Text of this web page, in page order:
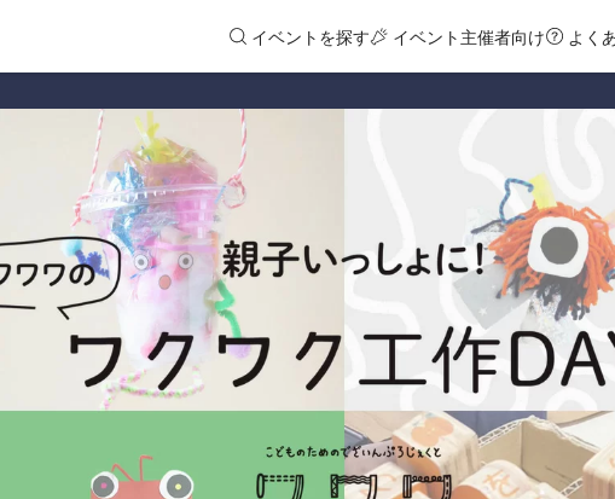
イベントを探す イベント主催者向け よく